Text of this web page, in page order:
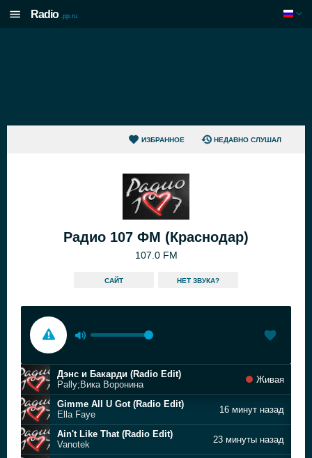
Radio .pp.ru
ИЗБРАННОЕ НЕДАВНО СЛУШАЛ
Радио 107 ФМ (Краснодар)
107.0 FM
САЙТ HЕТ ЗВУКА?
Дэнс и Бакарди (Radio Edit)
Pally;Вика Воронина
Живая
Gimme All U Got (Radio Edit)
Ella Faye
16 минут назад
Ain't Like That (Radio Edit)
Vanotek
23 минуты назад